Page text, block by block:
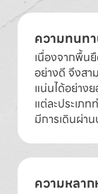
ความทนท
เนื่องจากพื้น
อย่างดี จึงสา
แน่นได้อย่าง
แต่ละประเภ
มีการเดินผ่า
ความหลาก